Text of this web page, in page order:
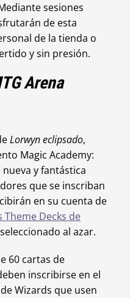
sesiones
de esta
de la tienda o
y sin presión.
Arena
Lorwyn eclipsado,
Magic Academy:
y fantástica
que se inscriban
en su cuenta de
Decks de
al azar.
60 cartas de
inscribirse en el
Wizards que usen